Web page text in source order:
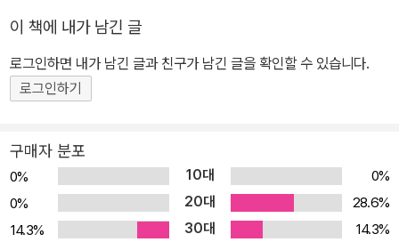
연 미국의 무역정책은 기존의 다자적 자유주의에서 이탈한 것이며 앞
으로 어떻게 전개될 것인가. 20년간 미국 무역정책을 연구한 저자는
건국 이후부터 미국 무역정책의 역사적 변화과정을 추적하고 무역정
책상의 행위자 그리고 이들의 목적과 이익을 면밀히 분석함으로써 세
틀 저자는 책의 서두에서 미국 무역정책의 역사를 분석하고 선행연구
를 비판적으로 종합하여, 미국 무역정책의 결정 과정에 대해 독자적
인 분석틀을 제시한다. 먼저 구조 변수이다. 국내 경제구조, 세계 무역
거버넌스, 국가 간 경제력 분포 등 국내외 경제 변수의 변화에 따라 정
이 책에 내가 남긴 글
로그인하면 내가 남긴 글과 친구가 남긴 글을 확인할 수 있습니다.
로그인하기
구매자 분포
0% 10대
0%
0%
20대
28.6%
14.3%
30대
14.3%